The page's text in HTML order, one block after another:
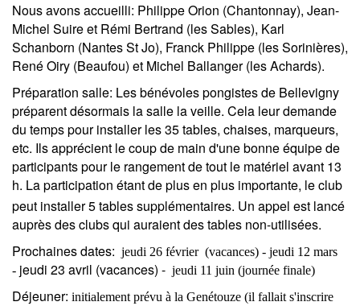
Nous avons accueilli: Philippe Orion (Chantonnay), Jean-
Michel Suire et Rémi Bertrand (les Sables), Karl
Schanborn (Nantes St Jo), Franck Philippe (les Sorinières),
René Oiry (Beaufou) et Michel Ballanger (les Achards).
Préparation salle: Les bénévoles pongistes de Bellevigny
préparent désormais la salle la veille. Cela leur demande
du temps pour installer les 35 tables, chaises, marqueurs,
etc. Ils apprécient le coup de main d'une bonne équipe de
participants pour le rangement de tout le matériel avant 13
h. La participation étant de plus en plus importante, le club
peut installer5tables supplémentaires. Un appel est lancé
auprès des clubs qui auraient des tables non-utilisées.
Prochaines dates: jeudi 26 février (vacances) - jeudi 12 mars
- jeudi 23 avril (vacances) - jeudi 11 juin (journée finale)
Déjeuner: initialement prévu à la Genétouze (il fallait s'inscrire